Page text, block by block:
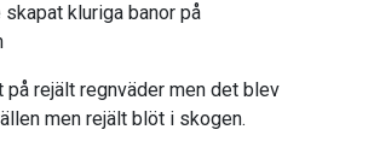
kluriga banor på
på rejält regnväder men det blev
men rejält blöt i skogen.